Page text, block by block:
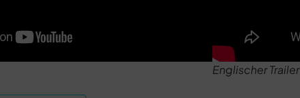
Englischer Trailer